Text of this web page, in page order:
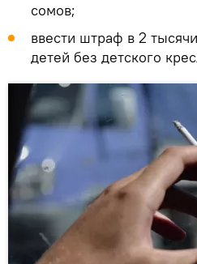
сомов;
ввести штраф в 2
детей без детского